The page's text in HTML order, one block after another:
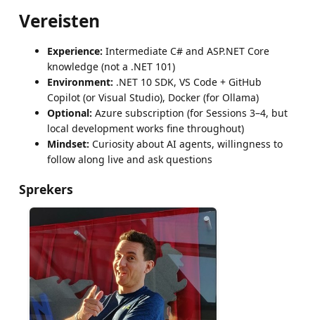
Vereisten
Experience: Intermediate C# and ASP.NET Core
knowledge (not a .NET 101)
Environment: .NET 10 SDK, VS Code + GitHub
Copilot (or Visual Studio), Docker (for Ollama)
Optional: Azure subscription (for Sessions 3–4, but
local development works fine throughout)
Mindset: Curiosity about AI agents, willingness to
follow along live and ask questions
Sprekers